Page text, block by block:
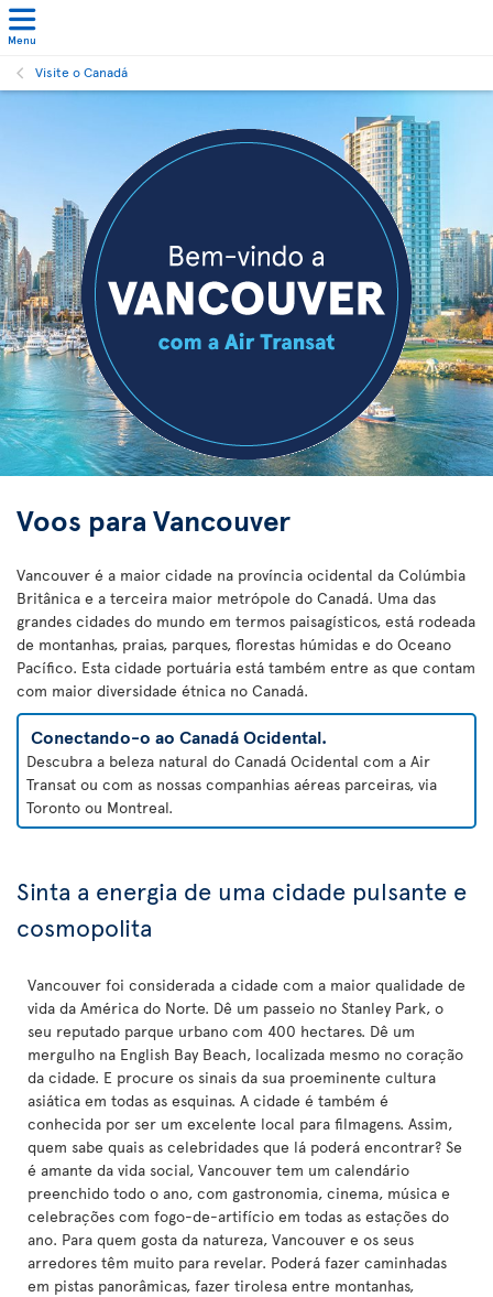
Menu
Visite o Canadá
Voos para Vancouver
Vancouver é a maior cidade na província ocidental da Colúmbia
Britânica e a terceira maior metrópole do Canadá. Uma das
grandes cidades do mundo em termos paisagísticos, está rodeada
de montanhas, praias, parques, florestas húmidas e do Oceano
Pacífico. Esta cidade portuária está também entre as que contam
com maior diversidade étnica no Canadá.
Conectando-o ao Canadá Ocidental.
Descubra a beleza natural do Canadá Ocidental com a Air
Transat ou com as nossas companhias aéreas parceiras, via
Toronto ou Montreal.
Sinta a energia de uma cidade pulsante e
cosmopolita
Vancouver foi considerada a cidade com a maior qualidade de
vida da América do Norte. Dê um passeio no Stanley Park, o
seu reputado parque urbano com 400 hectares. Dê um
mergulho na English Bay Beach, localizada mesmo no coração
da cidade. E procure os sinais da sua proeminente cultura
asiática em todas as esquinas. A cidade é também é
conhecida por ser um excelente local para filmagens. Assim,
quem sabe quais as celebridades que lá poderá encontrar? Se
é amante da vida social, Vancouver tem um calendário
preenchido todo o ano, com gastronomia, cinema, música e
celebrações com fogo-de-artifício em todas as estações do
ano. Para quem gosta da natureza, Vancouver e os seus
arredores têm muito para revelar. Poderá fazer caminhadas
em pistas panorâmicas, fazer tirolesa entre montanhas,